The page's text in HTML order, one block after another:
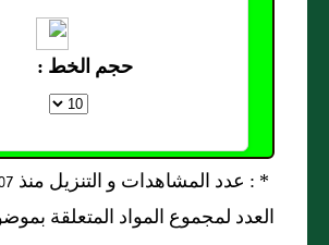
حجم الخط :
العدد لمجموع المواد المتعلقة